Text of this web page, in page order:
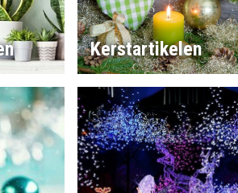
Kerstartikelen